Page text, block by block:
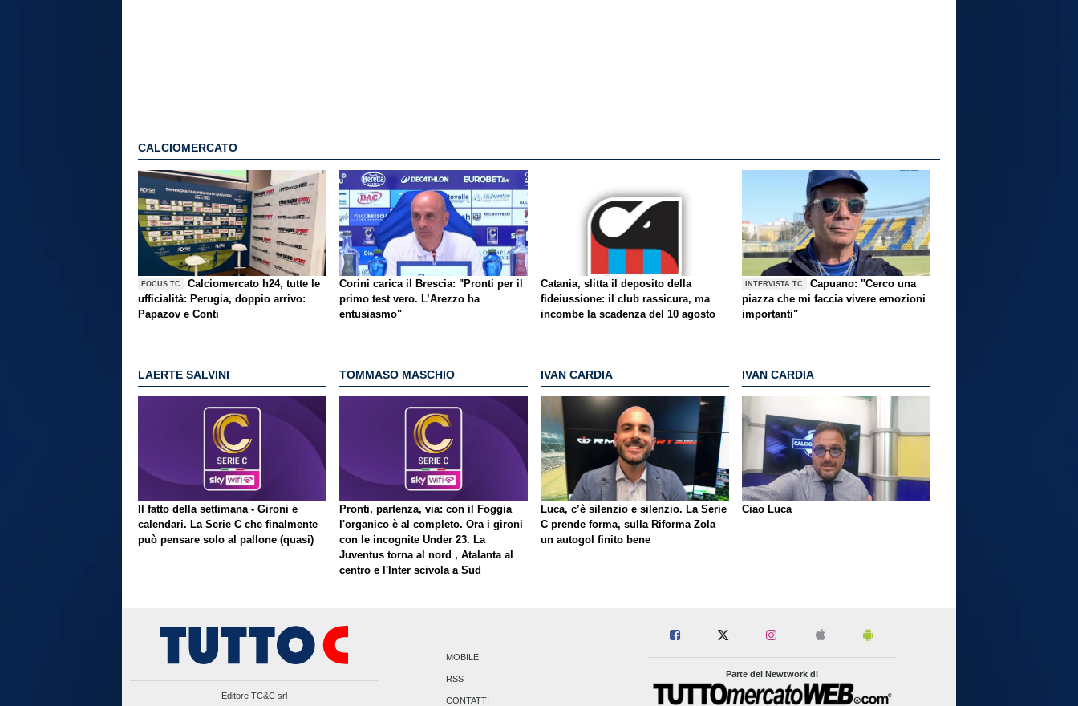
CALCIOMERCATO
FOCUS TC
Calciomercato h24, tutte le
ufficialità: Perugia, doppio arrivo:
Papazov e Conti
Corini carica il Brescia: "Pronti per il
primo test vero. L’Arezzo ha
entusiasmo"
Catania, slitta il deposito della
fideiussione: il club rassicura, ma
incombe la scadenza del 10 agosto
INTERVISTA TC
Capuano: "Cerco una
piazza che mi faccia vivere emozioni
importanti"
LAERTE SALVINI
Il fatto della settimana - Gironi e
calendari. La Serie C che finalmente
può pensare solo al pallone (quasi)
TOMMASO MASCHIO
Pronti, partenza, via: con il Foggia
l'organico è al completo. Ora i gironi
con le incognite Under 23. La
Juventus torna al nord , Atalanta al
centro e l'Inter scivola a Sud
IVAN CARDIA
Luca, c’è silenzio e silenzio. La Serie
C prende forma, sulla Riforma Zola
un autogol finito bene
IVAN CARDIA
Ciao Luca
Editore TC&C srl
MOBILE
RSS
CONTATTI
Parte del Newtwork di